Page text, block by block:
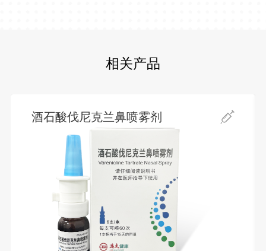
相关产品
酒石酸伐尼克兰鼻喷雾剂